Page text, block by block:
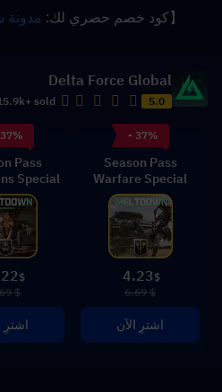
【كود خصم حصري لك: مدونة
Delta Force Global
5.0
sold
- 37%
Season Pass
Warfare Special
$
4.23
$ 6.69
اشترِ الآن
Pass
Special
$
$ 6.69
اشترِ